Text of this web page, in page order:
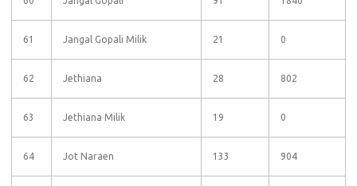
61 Jangal Gopali Milik 21 0
62 Jethiana 28 802
63 Jethiana Milik 19 0
64 Jot Naraen 133 904